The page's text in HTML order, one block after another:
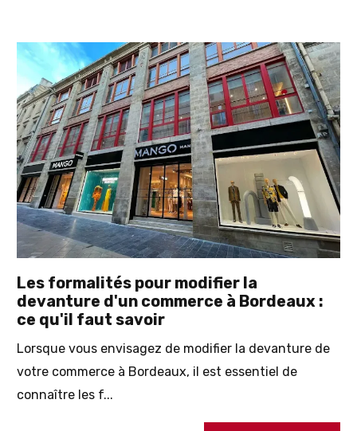
Les formalités pour modifier la
devanture d'un commerce à Bordeaux :
ce qu'il faut savoir
Lorsque vous envisagez de modifier la devanture de
votre commerce à Bordeaux, il est essentiel de
connaître les f...